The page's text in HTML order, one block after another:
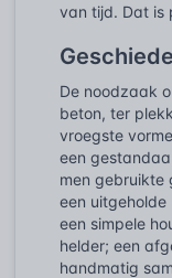
van tijd. Dat is
De noodzaak
beton, ter
vroegste
een
men gebruikte
een uitgeholde
een simpele
helder; een
handmatig